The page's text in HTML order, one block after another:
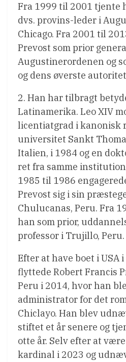
Fra 1999 til 2001 tjente
dvs. provins-leder i
Chicago. Fra 2001 til
Prevost som prior
Augustinerordenen og
og dens øverste
2. Han har tilbragt
Latinamerika. Leo XIV
licentiatgrad i kanonisk
universitet Sankt
Italien, i 1984 og en
ret fra samme
1985 til 1986
Prevost sig i sin
Chulucanas, Peru. Fra
han som prior,
professor i Trujillo, Peru.
Efter at have boet i USA
flyttede Robert Francis
Peru i 2014, hvor han
administrator for det
Chiclayo. Han blev
stiftet et år senere og
otte år. Selv efter at
kardinal i 2023 og